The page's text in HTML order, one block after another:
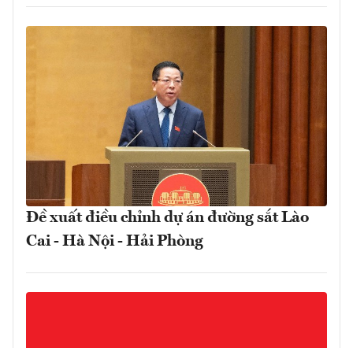
Đề xuất điều chỉnh dự án đường sắt Lào
Cai - Hà Nội - Hải Phòng